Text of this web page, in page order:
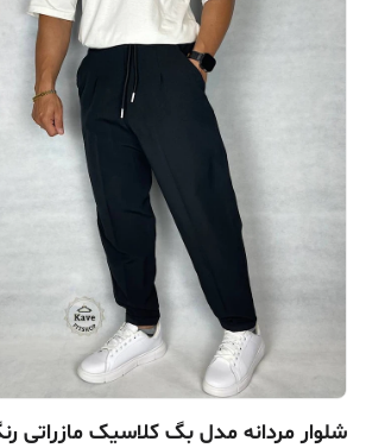
شلوار مردانه مدل بگ کلاسیک مازراتی